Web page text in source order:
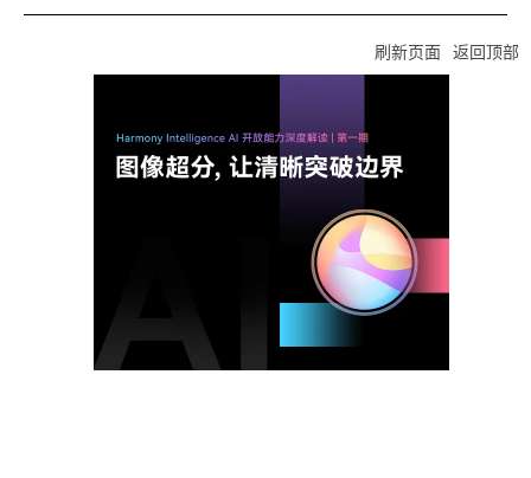
刷新页面 返回顶部